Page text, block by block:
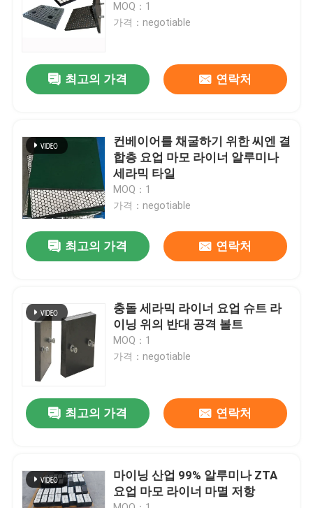
제품 소개
동영상
회사 소개
품질 관리
연락처
뉴스
알루미나 세라믹 라이너
MOQ：1
가격：negotiable
최고의 가격 연락처
컨베이어를 채굴하기 위한 씨엔 결
합층 요업 마모 라이너 알루미나
세라믹 타일
MOQ：1
가격：negotiable
최고의 가격 연락처
충돌 세라믹 라이너 요업 슈트 라
이닝 위의 반대 공격 볼트
MOQ：1
가격：negotiable
최고의 가격 연락처
마이닝 산업 99% 알루미나 ZTA
요업 마모 라이너 마멸 저항